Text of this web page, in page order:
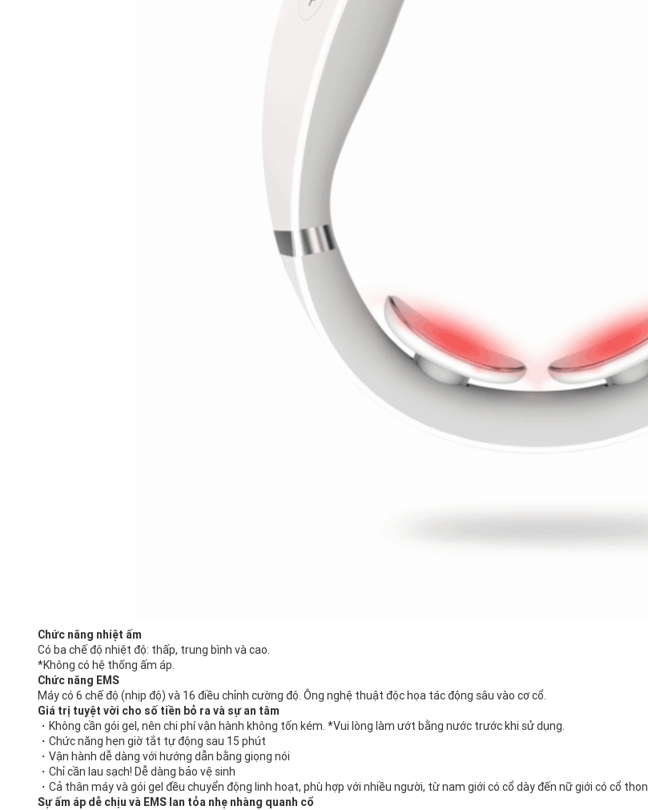
Chức năng nhiệt ấm
Có ba chế độ nhiệt độ: thấp, trung bình và cao.
*Không có hệ thống ấm áp.
Chức năng EMS
Máy có 6 chế độ (nhịp độ) và 16 điều chỉnh cường độ. Ông nghệ thuật độc họa tác động sâu vào cơ cổ.
Giá trị tuyệt vời cho số tiền bỏ ra và sự an tâm
・Không cần gói gel, nên chi phí vận hành không tốn kém. *Vui lòng làm ướt bằng nước trước khi sử dụng.
・Chức năng hẹn giờ tắt tự động sau 15 phút
・Vận hành dễ dàng với hướng dẫn bằng giọng nói
・Chỉ cần lau sạch! Dễ dàng bảo vệ sinh
・Cả thân máy và gói gel đều chuyển động linh hoạt, phù hợp với nhiều người, từ nam giới có cổ dày đến nữ giới có cổ thon
Sự ấm áp dễ chịu và EMS lan tỏa nhẹ nhàng quanh cổ